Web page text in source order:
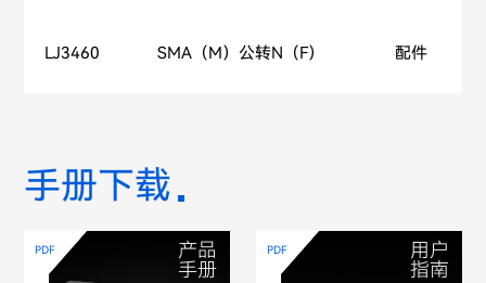
LJ3460 SMA（M）公转N（F） 配件
手册下载
PDF
产品
手册
PDF
用户
指南